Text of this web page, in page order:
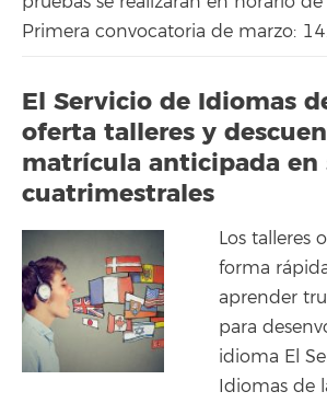
Primera convocatoria de marzo:
El Servicio de Idiomas
oferta talleres y
matrícula anticipada en
cuatrimestrales
Los talleres
forma
aprender
para
idioma El
Idiomas de